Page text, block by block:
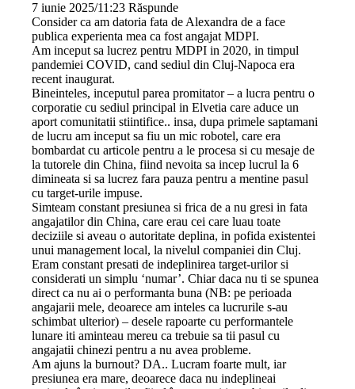
7 iunie 2025/11:23 Răspunde
Consider ca am datoria fata de Alexandra de a face
publica experienta mea ca fost angajat MDPI.
Am inceput sa lucrez pentru MDPI in 2020, in timpul
pandemiei COVID, cand sediul din Cluj-Napoca era
recent inaugurat.
Bineinteles, inceputul parea promitator – a lucra pentru o
corporatie cu sediul principal in Elvetia care aduce un
aport comunitatii stiintifice.. insa, dupa primele saptamani
de lucru am inceput sa fiu un mic robotel, care era
bombardat cu articole pentru a le procesa si cu mesaje de
la tutorele din China, fiind nevoita sa incep lucrul la 6
dimineata si sa lucrez fara pauza pentru a mentine pasul
cu target-urile impuse.
Simteam constant presiunea si frica de a nu gresi in fata
angajatilor din China, care erau cei care luau toate
deciziile si aveau o autoritate deplina, in pofida existentei
unui management local, la nivelul companiei din Cluj.
Eram constant presati de indeplinirea target-urilor si
considerati un simplu ‘numar’. Chiar daca nu ti se spunea
direct ca nu ai o performanta buna (NB: pe perioada
angajarii mele, deoarece am inteles ca lucrurile s-au
schimbat ulterior) – desele rapoarte cu performantele
lunare iti aminteau mereu ca trebuie sa tii pasul cu
angajatii chinezi pentru a nu avea probleme.
Am ajuns la burnout? DA.. Lucram foarte mult, iar
presiunea era mare, deoarece daca nu indeplineai